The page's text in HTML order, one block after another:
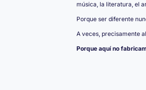
música, la literatura, el
Porque ser diferente
A veces, precisamente
Porque aquí no